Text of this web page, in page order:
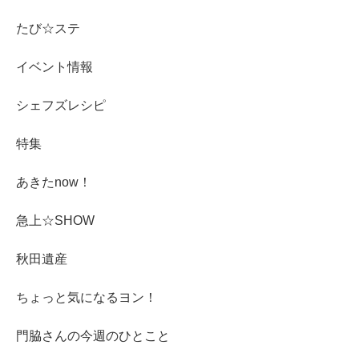
たび☆ステ
イベント情報
シェフズレシピ
特集
あきたnow！
急上☆SHOW
秋田遺産
ちょっと気になるヨン！
門脇さんの今週のひとこと